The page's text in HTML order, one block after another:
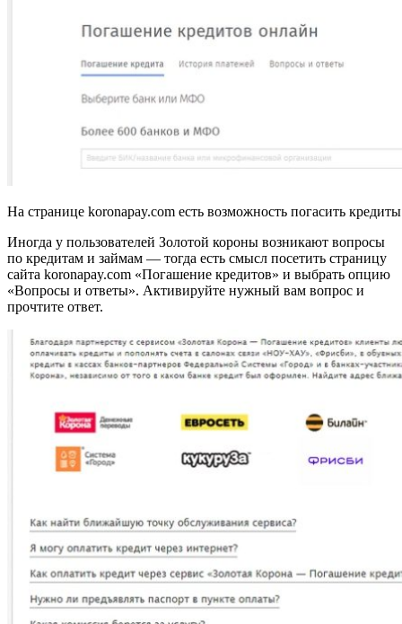
На странице koronapay.com есть возможность погасить
Иногда у пользователей Золотой короны возникают вопросы
по кредитам и займам — тогда есть смысл посетить страницу
сайта koronapay.com «Погашение кредитов» и выбрать опцию
«Вопросы и ответы». Активируйте нужный вам вопрос и
прочтите ответ.